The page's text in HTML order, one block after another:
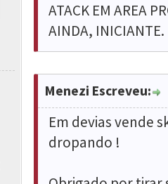
ATACK EM AREA
AINDA, INICIANTE.
Menezi Escreveu:
Em devias vende
dropando !